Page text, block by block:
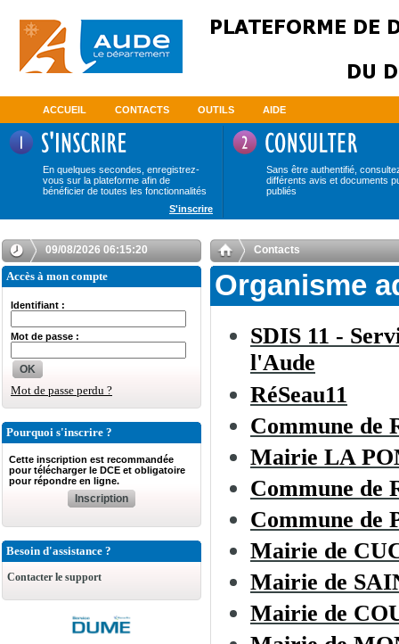
ACCUEIL CONTACTS OUTILS AIDE
En quelques secondes, enregistrez-
vous sur la plateforme afin de
bénéficier de toutes les fonctionnalités
Sans être authentifié,
différents avis et documents
publiés
S'inscrire
09/08/2026 06:15:21
Accès à mon compte
Identifiant :
Mot de passe :
OK
Mot de passe perdu ?
Pourquoi s'inscrire ?
Cette inscription est recommandée
pour télécharger le DCE et obligatoire
pour répondre en ligne.
Inscription
Besoin d'assistance ?
Contacter le support
Contacts
Organisme
SDIS 11 -
l'Aude
RéSeau11
Commune de
Mairie LA
Commune de
Commune de
Mairie de
Mairie de
Mairie de